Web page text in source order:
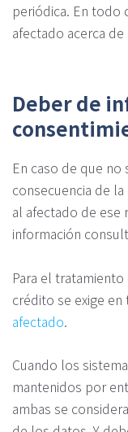
periódica. En todo
afectado acerca
Deber de
En caso de que
consecuencia de
al afectado de ese
información
Para el
crédito se exige
afectado.
Cuando los
mantenidos por
ambas se